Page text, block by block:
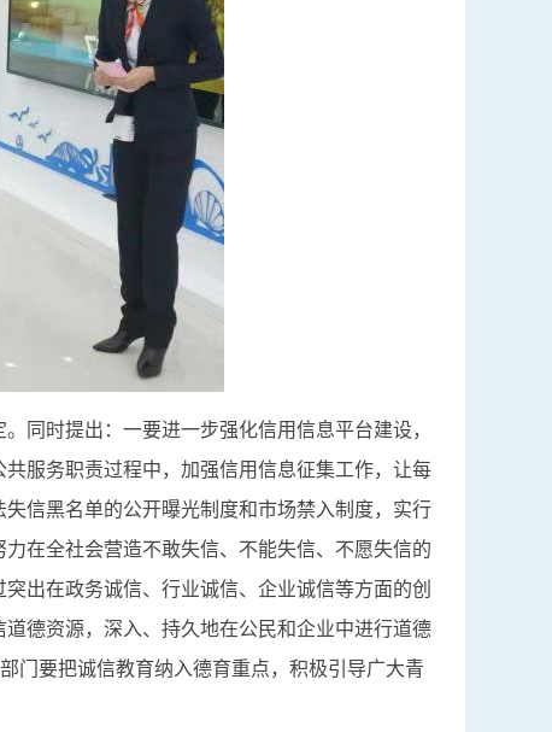
同时提出：一要进一步强化信用信息平台建设，
服务职责过程中，加强信用信息征集工作，让每
信黑名单的公开曝光制度和市场禁入制度，实行
在全社会营造不敢失信、不能失信、不愿失信的
出在政务诚信、行业诚信、企业诚信等方面的创
德资源，深入、持久地在公民和企业中进行道德
门要把诚信教育纳入德育重点，积极引导广大青